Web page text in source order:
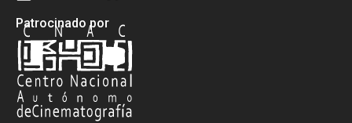
Patrocinado por